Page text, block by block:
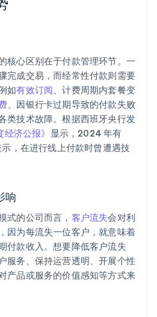
核心区别在于付款管理环节。一
完成交易，而经常性付款则需要
如有效订阅、计费周期内套餐变
、因银行卡过期导致的付款失败
类技术故障。根据西班牙央行发
济公报》 显示，2024 年有
，在进行线上付款时曾遭遇技
响
式的公司而言， 客户流失会对利
因为每流失一位客户，就意味着
付款收入。想要降低客户流失
服务、保持运营透明、开展个性
产品或服务的价值感知等方式来